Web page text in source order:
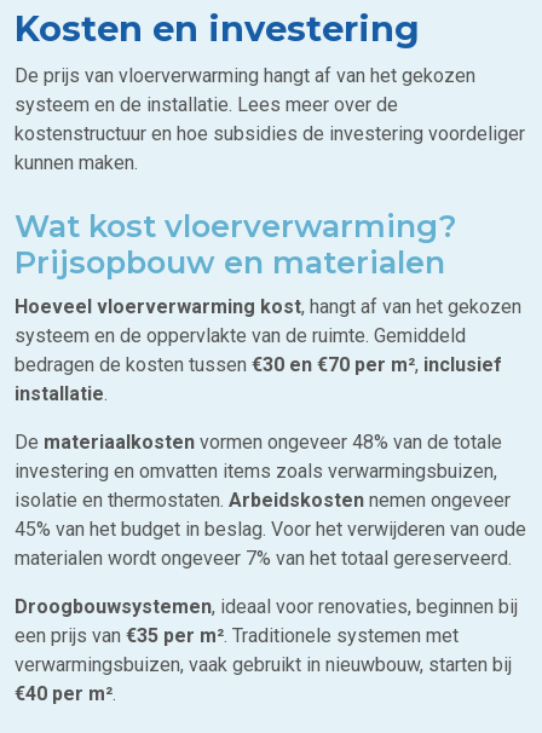
Kosten en investering
De prijs van vloerverwarming hangt af van het gekozen
systeem en de installatie. Lees meer over de
kostenstructuur en hoe subsidies de investering voordeliger
kunnen maken.
Wat kost vloerverwarming?
Prijsopbouw en materialen
Hoeveel vloerverwarming kost, hangt af van het gekozen
systeem en de oppervlakte van de ruimte. Gemiddeld
bedragen de kosten tussen €30 en €70 per m², inclusief
installatie.
De materiaalkosten vormen ongeveer 48% van de totale
investering en omvatten items zoals verwarmingsbuizen,
isolatie en thermostaten. Arbeidskosten nemen ongeveer
45% van het budget in beslag. Voor het verwijderen van oude
materialen wordt ongeveer 7% van het totaal gereserveerd.
Droogbouwsystemen, ideaal voor renovaties, beginnen bij
een prijs van €35 per m². Traditionele systemen met
verwarmingsbuizen, vaak gebruikt in nieuwbouw, starten bij
€40 per m².